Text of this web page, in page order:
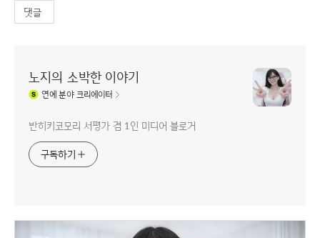
댓글
노지의 소박한 이야기
연예분야 크리에이터
반히키코모리 서평가 겸 1인 미디어 블로거
구독하기